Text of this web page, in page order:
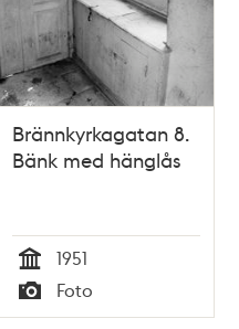
Brännkyrkagatan 8.
Bänk med hänglås
Tid
1951
Typ
Foto